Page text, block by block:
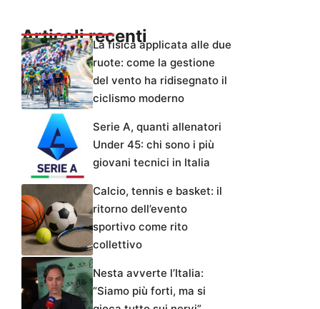
Articoli recentiLa fisica applicata alle due
ruote: come la gestione
del vento ha ridisegnato il
ciclismo moderno
Serie A, quanti allenatori
Under 45: chi sono i più
giovani tecnici in Italia
Calcio, tennis e basket: il
ritorno dell’evento
sportivo come rito
collettivo
Nesta avverte l’Italia:
“Siamo più forti, ma si